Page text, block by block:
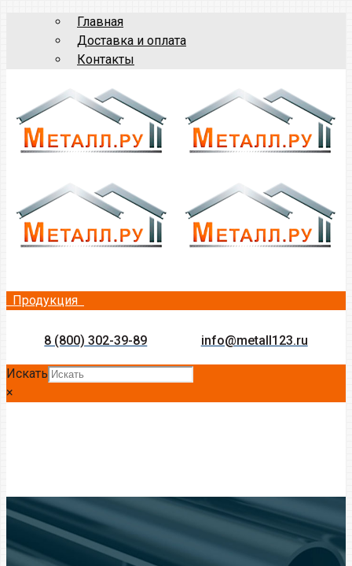
Главная
Доставка и оплата
Контакты
Продукция
8 (800) 302-39-89 info@metall123.ru
Искать
×